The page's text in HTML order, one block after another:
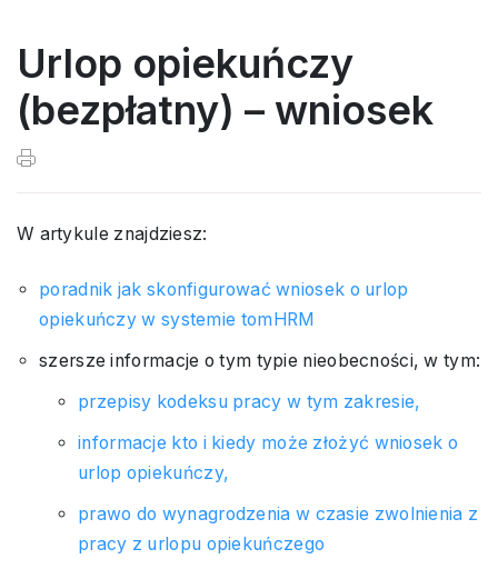
Urlop opiekuńczy
(bezpłatny) – wniosek
W artykule znajdziesz:
poradnik jak skonfigurować wniosek o urlop
opiekuńczy w systemie tomHRM
szersze informacje o tym typie nieobecności, w tym:
przepisy kodeksu pracy w tym zakresie,
informacje kto i kiedy może złożyć wniosek o
urlop opiekuńczy,
prawo do wynagrodzenia w czasie zwolnienia z
pracy z urlopu opiekuńczego